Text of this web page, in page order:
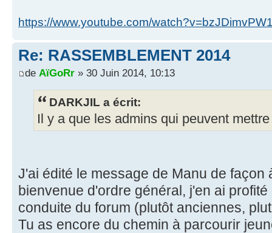
https://www.youtube.com/
Re: RASSEMBLEMENT 2014
de AïGoRr » 30 Juin 2014, 10:13
DARKJIL a écrit:
Il y a que les admins qui peuvent
J'ai édité le message de Manu de façon
bienvenue d'ordre général, j'en ai
conduite du forum (plutôt anciennes,
Tu as encore du chemin à parcourir